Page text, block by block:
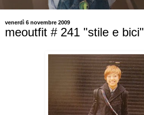
venerdì 6 novembre 2009
meoutfit # 241 "stile e bici"